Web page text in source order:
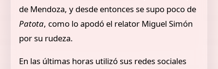
de Mendoza, y desde entonces se supo poco de
Patota, como lo apodó el relator Miguel Simón
por su rudeza.
En las últimas horas utilizó sus redes sociales